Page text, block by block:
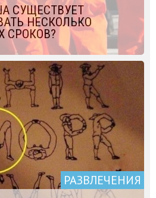
СУЩЕСТВУЕТ
НЕСКОЛЬКО
СРОКОВ?
РАЗВЛЕЧЕНИЯ